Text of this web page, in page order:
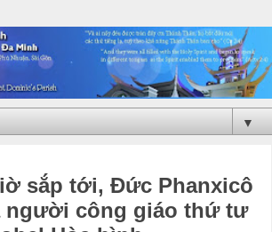
▼
sắp tới, Đức Phanxicô
người công giáo thứ tư